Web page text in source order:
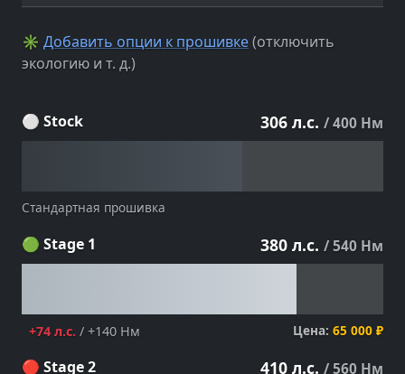
✳ Добавить опции к прошивке(отключить
экологию и т. д.)
⚪ Stock 306 л.с. / 400 Нм
Стандартная прошивка
🟢 Stage 1 380 л.с. / 540 Нм
+74 л.с. / +140 Нм Цена: 65 000 ₽
🔴 Stage 2 410 л.с. / 560 Нм